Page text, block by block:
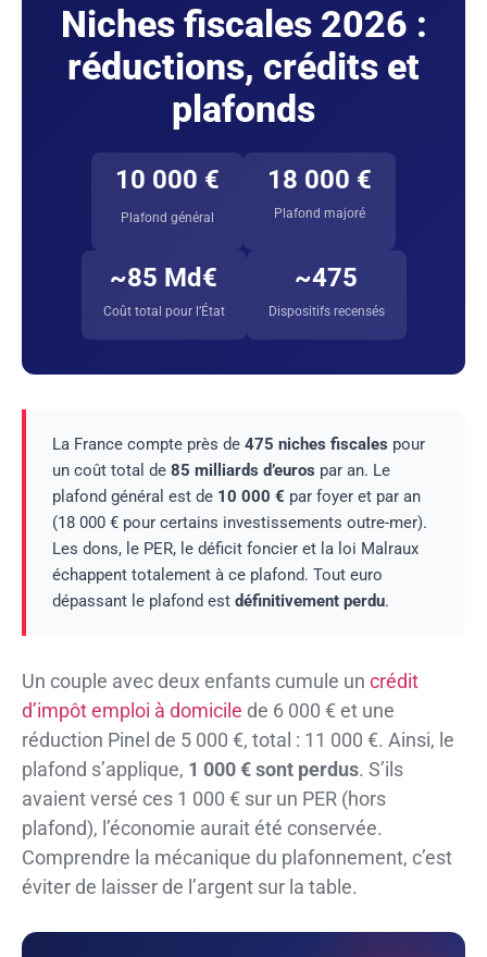
Niches fiscales 2026 :
réductions, crédits et
plafonds
10 000 €
Plafond général
18 000 €
Plafond majoré
~85 Md€
Coût total pour l’État
~475
Dispositifs recensés
La France compte près de 475 niches fiscales pour
un coût total de 85 milliards d’euros par an. Le
plafond général est de 10 000 € par foyer et par an
(18 000 € pour certains investissements outre-mer).
Les dons, le PER, le déficit foncier et la loi Malraux
échappent totalement à ce plafond. Tout euro
dépassant le plafond est définitivement perdu.
Un couple avec deux enfants cumule un crédit
d’impôt emploi à domicile de 6 000 € et une
réduction Pinel de 5 000 €, total : 11 000 €. Ainsi, le
plafond s’applique, 1 000 € sont perdus. S’ils
avaient versé ces 1 000 € sur un PER (hors
plafond), l’économie aurait été conservée.
Comprendre la mécanique du plafonnement, c’est
éviter de laisser de l’argent sur la table.